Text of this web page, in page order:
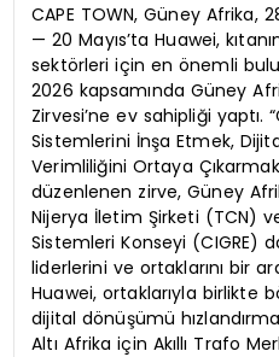
CAPE TOWN, Güney Afrika,
— 20 Mayıs’ta Huawei,
sektörleri için en önemli
2026 kapsamında Güney
Zirvesi’ne ev sahipliği yaptı.
Sistemlerini İnşa Etmek,
Verimliliğini Ortaya
düzenlenen zirve, Güney
Nijerya İletim Şirketi (TCN)
Sistemleri Konseyi (CIGRE)
liderlerini ve ortaklarını bir
Huawei, ortaklarıyla birlikte
dijital dönüşümü
Altı Afrika için Akıllı Trafo